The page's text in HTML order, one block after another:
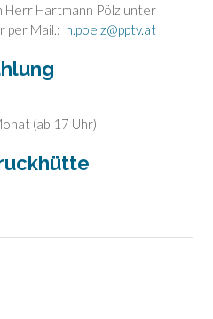
Herr Hartmann Pölz unter
Mail.: h.poelz@pptv.at
(ab 17 Uhr)